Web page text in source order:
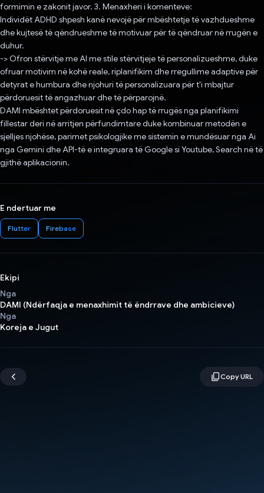
formimin e zakonit javor. 3. Menaxheri i komenteve:
Individët ADHD shpesh kanë nevojë për mbështetje të vazhdueshme
dhe kujtesë të qëndrueshme të motivuar për të qëndruar në rrugën e
duhur.
-> Ofron stërvitje me AI me stile stërvitjeje të personalizueshme, duke
ofruar motivim në kohë reale, riplanifikim dhe rregullime adaptive për
detyrat e humbura dhe njohuri të personalizuara për t'i mbajtur
përdoruesit të angazhuar dhe të përparojnë.
DAMI mbështet përdoruesit në çdo hap të rrugës nga planifikimi
fillestar deri në arritjen përfundimtare duke kombinuar metodën e
sjelljes njohëse, parimet psikologjike me sistemin e mundësuar nga Ai
nga Gemini dhe API-të e integruara të Google si Youtube, Search në të
gjithë aplikacionin.
E ndertuar me
Flutter Firebase
Ekipi
Nga
DAMI (Ndërfaqja e menaxhimit të ëndrrave dhe ambicieve)
Nga
Koreja e Jugut